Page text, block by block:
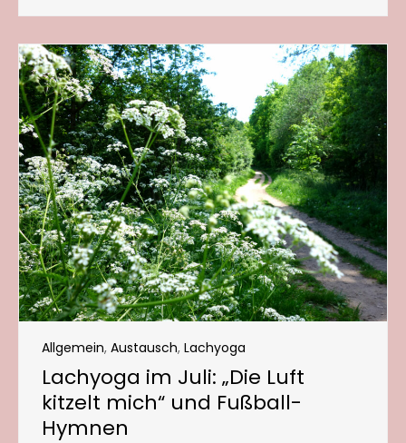
Allgemein, Austausch, Lachyoga
Lachyoga im Juli: „Die Luft
kitzelt mich“ und Fußball-
Hymnen